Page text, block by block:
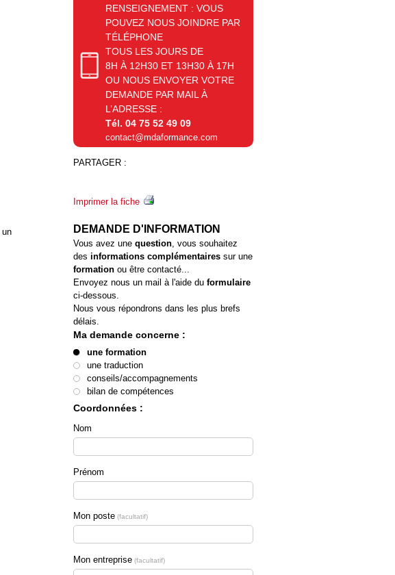
un
RENSEIGNEMENT : VOUS
POUVEZ NOUS JOINDRE PAR
TÉLÉPHONE
TOUS LES JOURS DE
8H À 12H30 ET 13H30 À 17H
OU NOUS ENVOYER VOTRE
DEMANDE PAR MAIL À
L’ADRESSE :
Tél. 04 75 52 49 09
contact@mdaformance.com
PARTAGER :
Imprimer la fiche
DEMANDE D'INFORMATION
Vous avez une question, vous souhaitez
des informations complémentairessur une
formationou être contacté...
Envoyez nous un mail à l'aide du formulaire
ci-dessous.
Nous vous répondrons dans les plus brefs
délais.
Ma demande concerne :
une formation
une traduction
conseils/accompagnements
bilan de compétences
Coordonnées :
Nom
Prénom
Mon poste facultatif
Mon entreprise facultatif